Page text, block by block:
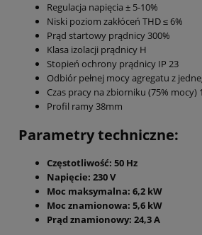
Regulacja napięcia ± 5-10%
Niski poziom zakłóceń THD ≤ 6%
Prąd startowy prądnicy 300%
Klasa izolacji prądnicy H
Stopień ochrony prądnicy IP 23
Odbiór pełnej mocy agregatu z
Czas pracy na zbiorniku (75% mocy)
Profil ramy 38mm
Parametry techniczne:
Częstotliwość: 50 Hz
Napięcie: 230 V
Moc maksymalna: 6,2 kW
Moc znamionowa: 5,6 kW
Prąd znamionowy: 24,3 A